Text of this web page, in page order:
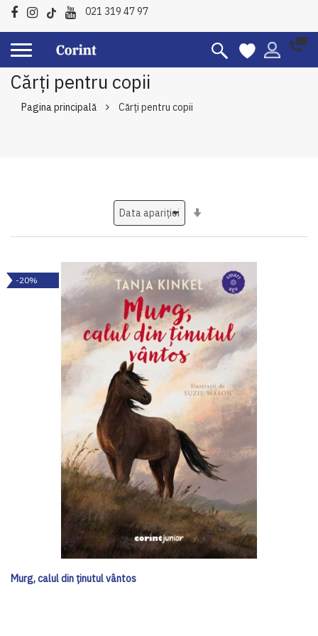
021 319 47 97
Cărți pentru copii
Pagina principală Cărți pentru copii
-20%
Murg, calul din ținutul vântos